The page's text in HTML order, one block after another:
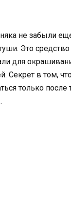
не забыли
Это
для
Секрет в том,
только после